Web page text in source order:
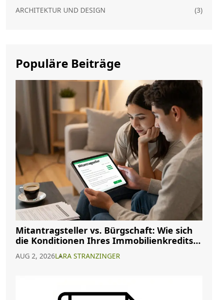
ARCHITEKTUR UND DESIGN
(3)
Populäre Beiträge
Mitantragsteller vs. Bürgschaft: Wie sich
die Konditionen Ihres Immobilienkredits
AUG 2, 2026LARA STRANZINGER